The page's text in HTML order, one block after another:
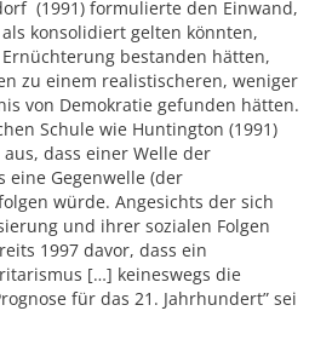
(1991) formulierte den Einwand,
konsolidiert gelten könnten,
bestanden hätten,
zu einem realistischeren, weniger
von Demokratie gefunden hätten.
Schule wie Huntington (1991)
dass einer Welle der
eine Gegenwelle (der
würde. Angesichts der sich
und ihrer sozialen Folgen
1997 davor, dass ein
[…] keineswegs die
für das 21. Jahrhundert” sei